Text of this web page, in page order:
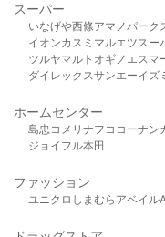
スーパー
いなげや西條アマノパーク
イオンカスミ マルエツスー
ツルヤマルト オギノ エスマ
ダイレックスサンエーイズ
ホームセンター
島忠 コメリ ナフコ コーナン
ジョイフル本田
ファッション
ユニクロ しまむら アベイル